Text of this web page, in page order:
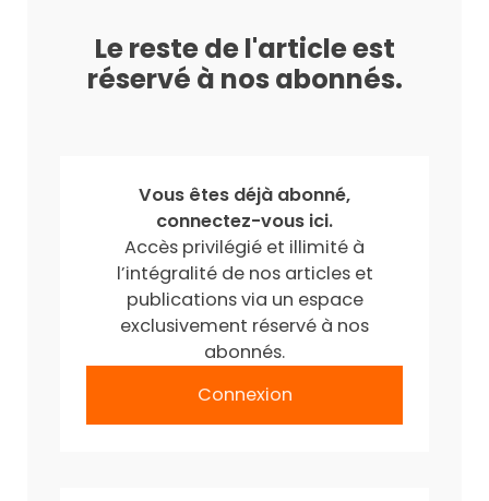
Le reste de l'article est
réservé à nos abonnés.
Vous êtes déjà abonné,
connectez-vous ici.
Accès privilégié et illimité à
l’intégralité de nos articles et
publications via un espace
exclusivement réservé à nos
abonnés.
Connexion